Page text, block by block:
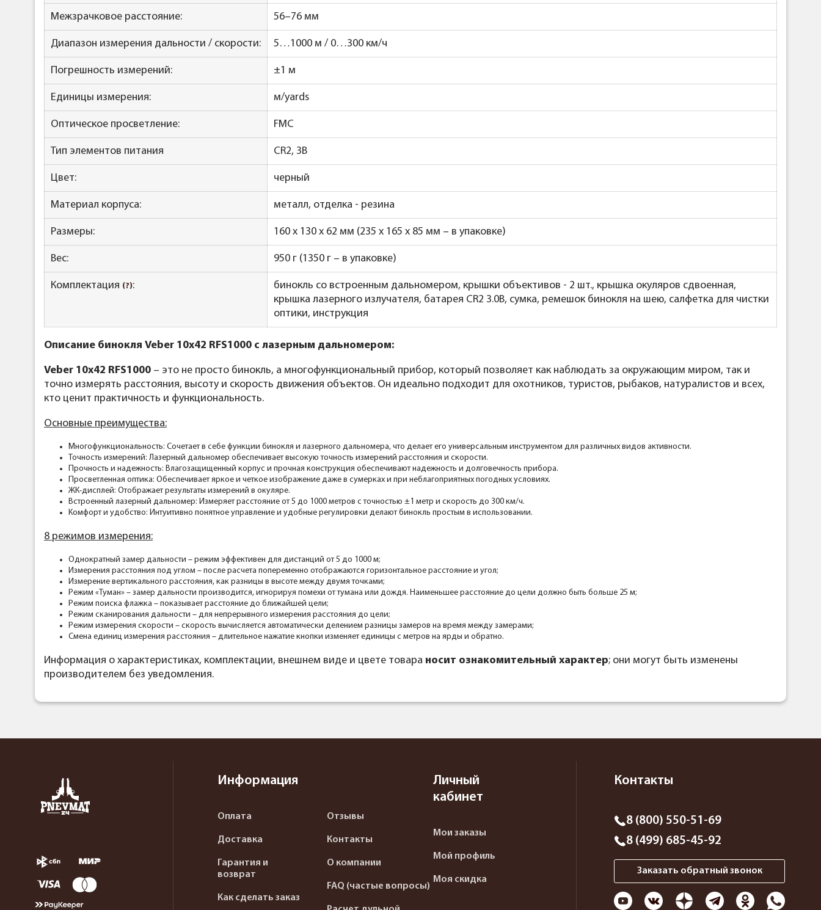
Межзрачковое расстояние: 56–76 мм
Диапазон измерения дальности / скорости: 5…1000 м / 0…300 км/ч
Погрешность измерений: ±1 м
Единицы измерения: м/yards
Оптическое просветление: FMC
Тип элементов питания CR2, 3В
Цвет: черный
Материал корпуса: металл, отделка - резина
Размеры: 160 x 130 x 62 мм (235 x 165 x 85 мм – в упаковке)
Вес: 950 г (1350 г – в упаковке)
Комплектация (?):
бинокль со встроенным дальномером, крышки объективов - 2 шт., крышка окуляров сдвоенная,
крышка лазерного излучателя, батарея CR2 3.0В, сумка, ремешок бинокля на шею, салфетка для чистки
оптики, инструкция
Описание бинокля Veber 10x42 RFS1000 с лазерным дальномером:
Veber 10x42 RFS1000 – это не просто бинокль, а многофункциональный прибор, который позволяет как наблюдать за окружающим миром, так и
точно измерять расстояния, высоту и скорость движения объектов. Он идеально подходит для охотников, туристов, рыбаков, натуралистов и всех,
кто ценит практичность и функциональность.
Основные преимущества:
Многофункциональность: Сочетает в себе функции бинокля и лазерного дальномера, что делает его универсальным инструментом для различных видов активности.
Точность измерений: Лазерный дальномер обеспечивает высокую точность измерений расстояния и скорости.
Прочность и надежность: Влагозащищенный корпус и прочная конструкция обеспечивают надежность и долговечность прибора.
Просветленная оптика: Обеспечивает яркое и четкое изображение даже в сумерках и при неблагоприятных погодных условиях.
ЖК-дисплей: Отображает результаты измерений в окуляре.
Встроенный лазерный дальномер: Измеряет расстояние от 5 до 1000 метров с точностью ±1 метр и скорость до 300 км/ч.
Комфорт и удобство: Интуитивно понятное управление и удобные регулировки делают бинокль простым в использовании.
8 режимов измерения:
Однократный замер дальности – режим эффективен для дистанций от 5 до 1000 м;
Измерения расстояния под углом – после расчета попеременно отображаются горизонтальное расстояние и угол;
Измерение вертикального расстояния, как разницы в высоте между двумя точками;
Режим «Туман» – замер дальности производится, игнорируя помехи от тумана или дождя. Наименьшее расстояние до цели должно быть больше 25 м;
Режим поиска флажка – показывает расстояние до ближайшей цели;
Режим сканирования дальности – для непрерывного измерения расстояния до цели;
Режим измерения скорости – скорость вычисляется автоматически делением разницы замеров на время между замерами;
Смена единиц измерения расстояния – длительное нажатие кнопки изменяет единицы с метров на ярды и обратно.
Информация о характеристиках, комплектации, внешнем виде и цвете товара носит ознакомительный характер; они могут быть изменены
производителем без уведомления.
Информация
Оплата
Доставка
Гарантия и
возврат
Как сделать заказ
Отзывы
Контакты
О компании
FAQ (частые вопросы)
Личный
кабинет
Мои заказы
Мой профиль
Моя скидка
Контакты
8 (800) 550-51-69
8 (499) 685-45-92
Заказать обратный звонок